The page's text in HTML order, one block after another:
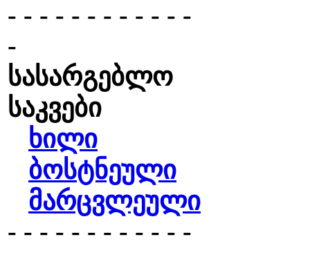
- - - - - - - - - - - -
-
სასარგებლო
საკვები
ხილი
ბოსტნეული
მარცვლეული
- - - - - - - - - - - -